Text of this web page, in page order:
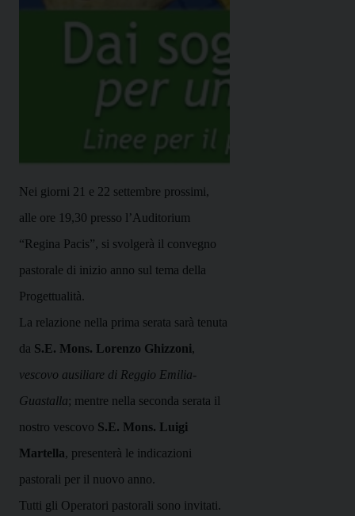
Nei giorni 21 e 22 settembre prossimi,
alle ore 19,30 presso l’Auditorium
“Regina Pacis”, si svolgerà il convegno
pastorale di inizio anno sul tema della
Progettualità.
La relazione nella prima serata sarà tenuta
da S.E. Mons. Lorenzo Ghizzoni,
vescovo ausiliare di Reggio Emilia-
Guastalla; mentre nella seconda serata il
nostro vescovo S.E. Mons. Luigi
Martella, presenterà le indicazioni
pastorali per il nuovo anno.
Tutti gli Operatori pastorali sono invitati.